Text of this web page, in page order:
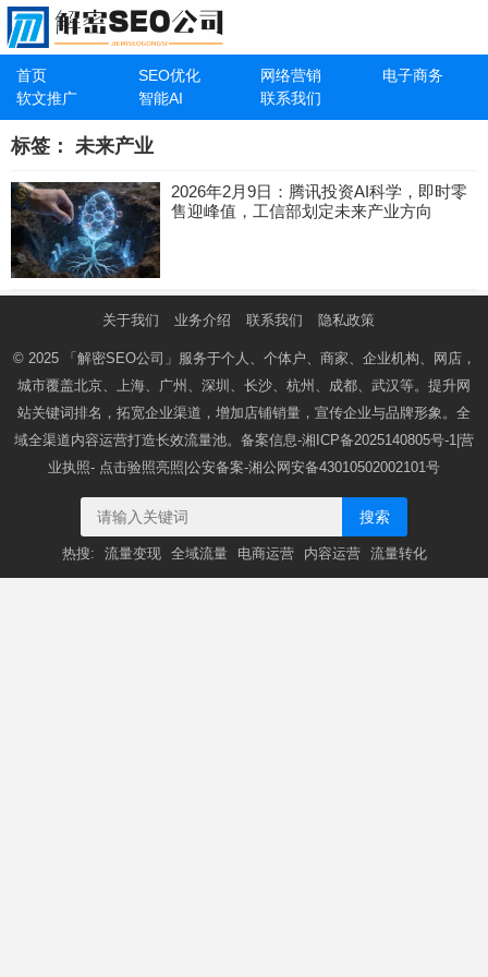
首页 SEO优化 网络营销
电子商务
软文推广
智能AI 联系我们
标签： 未来产业
2026年2月9日：腾讯投资AI科学，即时零
售迎峰值，工信部划定未来产业方向
关于我们 业务介绍 联系我们 隐私政策
© 2025 「解密SEO公司」 服务于个人、个体户、商家、企业机构、网店，
城市覆盖北京、上海、广州、深圳、长沙、杭州、成都、武汉等。提升网
站关键词排名，拓宽企业渠道，增加店铺销量，宣传企业与品牌形象。全
域全渠道内容运营打造长效流量池。备案信息-湘ICP备2025140805号-1 |营
业执照- 点击验照亮照 |公安备案-湘公网安备43010502002101号
搜索
热搜: 流量变现 全域流量 电商运营 内容运营 流量转化